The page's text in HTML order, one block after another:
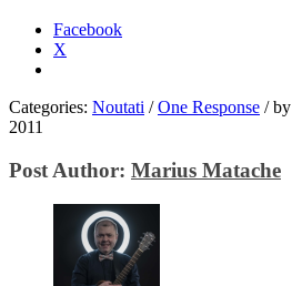
Facebook
X
Categories: Noutati / One Response /by
2011
Post Author: Marius Matache